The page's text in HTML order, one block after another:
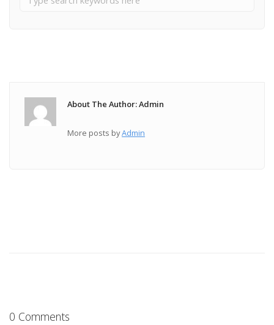
About The Author: Admin
More posts byAdmin
0 Comments